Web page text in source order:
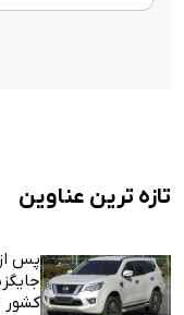
تازه ترین عناوین
پس